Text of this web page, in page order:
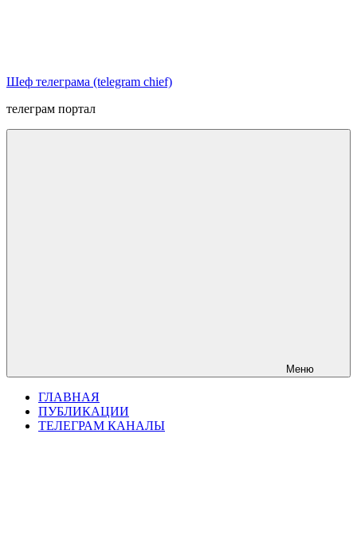
Шеф телеграма (telegram chief)
телеграм портал
Меню
ГЛАВНАЯ
ПУБЛИКАЦИИ
ТЕЛЕГРАМ КАНАЛЫ